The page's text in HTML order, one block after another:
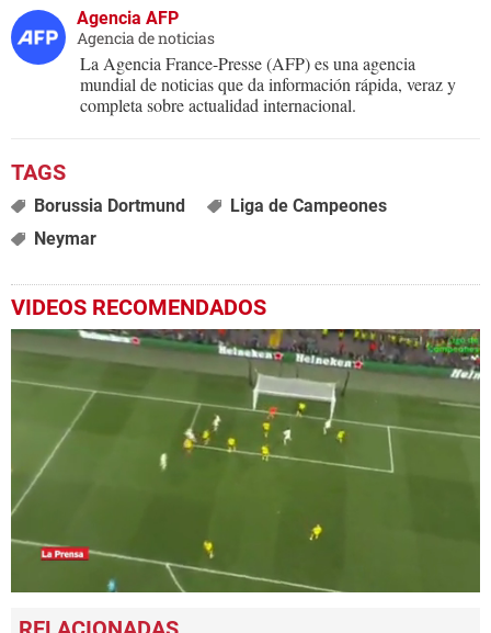
Agencia AFP
Agencia de noticias
La Agencia France-Presse (AFP) es una agencia
mundial de noticias que da información rápida, veraz y
completa sobre actualidad internacional.
Borussia Dortmund
Liga de Campeones
Neymar
VIDEOS RECOMENDADOS
seconds